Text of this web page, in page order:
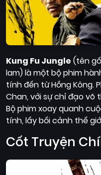
Kung Fu Jungle (tên
lam) là một bộ phim
tính đến từ Hồng Kông.
Chan, với sự chỉ đạo võ
Bộ phim xoay quanh
tính, lấy bối cảnh thế
Cốt Truyện